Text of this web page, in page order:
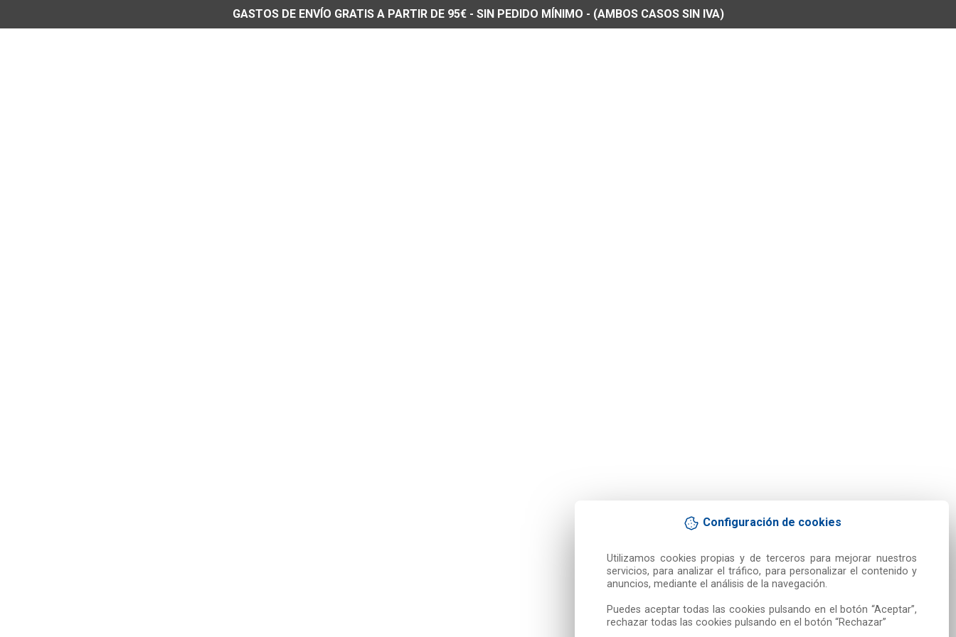
Configuración de cookies
Utilizamos cookies propias y de terceros para mejorar nuestros
servicios, para analizar el tráfico, para personalizar el contenido y
anuncios, mediante el análisis de la navegación.
Puedes aceptar todas las cookies pulsando en el botón “Aceptar”,
rechazar todas las cookies pulsando en el botón “Rechazar”
GASTOS DE ENVÍO GRATIS A PARTIR DE 95€ - SIN PEDIDO MÍNIMO - (AMBOS CASOS SIN IVA)